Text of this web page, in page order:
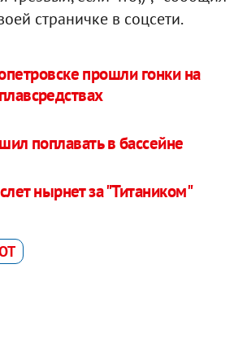
страничке в соцсети.
прошли гонки на
поплавать в бассейне
нырнет за "Титаником"